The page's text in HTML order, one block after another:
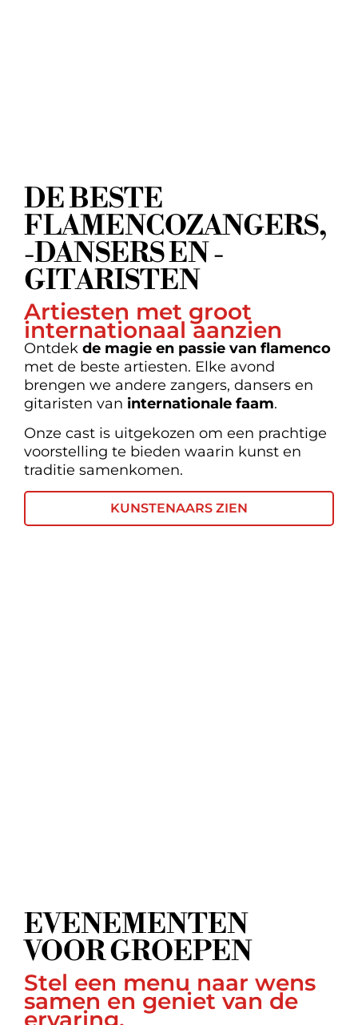
DE BESTE
FLAMENCOZANGERS,
-DANSERS EN -
GITARISTEN
Artiesten met groot
internationaal aanzien
Ontdek de magie en passie van flamenco
met de beste artiesten. Elke avond
brengen we andere zangers, dansers en
gitaristen van internationale faam.
Onze cast is uitgekozen om een prachtige
voorstelling te bieden waarin kunst en
traditie samenkomen.
KUNSTENAARS ZIEN
EVENEMENTEN
VOOR GROEPEN
Stel een menu naar wens
samen en geniet van de